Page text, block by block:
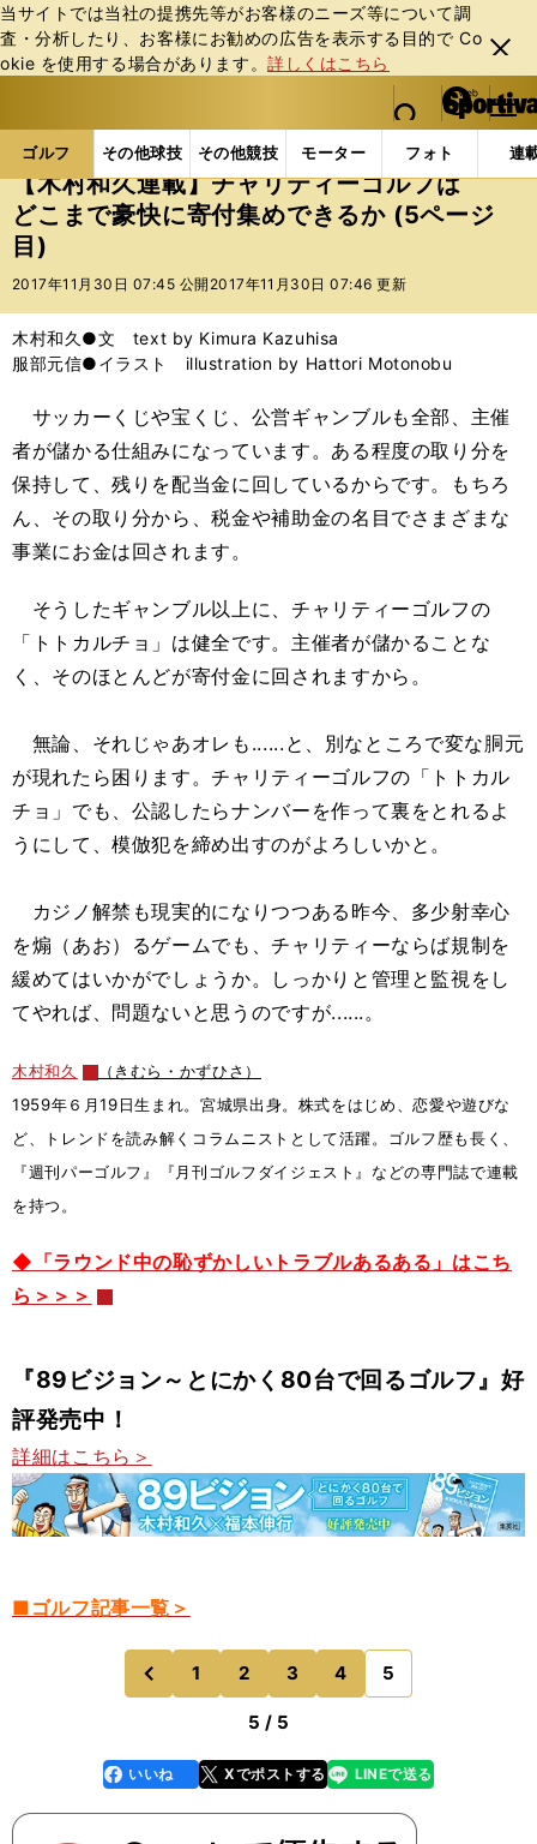
当サイトでは当社の提携先等がお客様のニーズ等について調
査・分析したり、お客様にお勧めの広告を表⽰する⽬的で Co
okie を使⽤する場合があります。詳しくはこちら
閉じ
る
web Sportiva (webスポルティーバ)
検索
マイペ
ー
ジ
メニュ
ゴルフ その他球技 その他競技 モーター フォト 連
ス
ポ
ル
テ
ー
バ
ゴルフの記事一覧 ゴルフ その他 【木村和久連
【木村和久連載】チャリティーゴルフは
どこまで豪快に寄付集めできるか (5ページ
目)
2017年11月30日 07:45 公開 2017年11月30日 07:46 更新
木村和久●文 text by Kimura Kazuhisa
服部元信●イラスト illustration by Hattori Motonobu
サッカーくじや宝くじ、公営ギャンブルも全部、主催
者が儲かる仕組みになっています。ある程度の取り分を
保持して、残りを配当金に回しているからです。もちろ
ん、その取り分から、税金や補助金の名目でさまざまな
事業にお金は回されます。
そうしたギャンブル以上に、チャリティーゴルフの
「トトカルチョ」は健全です。主催者が儲かることな
く、そのほとんどが寄付金に回されますから。
無論、それじゃあオレも......と、別なところで変な胴元
が現れたら困ります。チャリティーゴルフの「トトカル
チョ」でも、公認したらナンバーを作って裏をとれるよ
うにして、模倣犯を締め出すのがよろしいかと。
カジノ解禁も現実的になりつつある昨今、多少射幸心
を煽（あお）るゲームでも、チャリティーならば規制を
緩めてはいかがでしょうか。しっかりと管理と監視をし
てやれば、問題ないと思うのですが......。
木村和久
（きむら・かずひさ）
1959年６月19日生まれ。宮城県出身。株式をはじめ、恋愛や遊びな
ど、トレンドを読み解くコラムニストとして活躍。ゴルフ歴も長く、
『週刊パーゴルフ』『月刊ゴルフダイジェスト』などの専門誌で連載
を持つ。
◆「ラウンド中の恥ずかしいトラブルあるある」はこち
ら＞＞＞
『89ビジョン～とにかく80台で回るゴルフ』好
評発売中！
詳細はこちら＞
■ゴルフ記事一覧＞
前
のページへ
1 2 3 4 5
5 / 5
faceboo
k
いいね Xでポストする
line LINEで送る